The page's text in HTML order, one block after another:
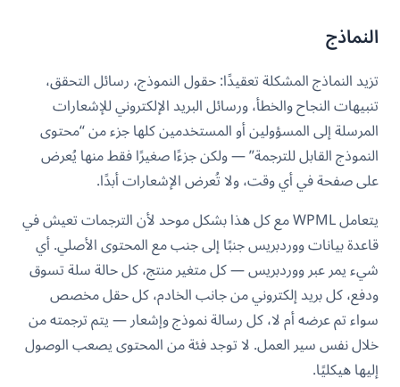
النماذج
تزيد النماذج المشكلة تعقيدًا: حقول النموذج، رسائل التحقق،
تنبيهات النجاح والخطأ، ورسائل البريد الإلكتروني للإشعارات
المرسلة إلى المسؤولين أو المستخدمين كلها جزء من “محتوى
النموذج القابل للترجمة” — ولكن جزءًا صغيرًا فقط منها يُعرض
على صفحة في أي وقت، ولا تُعرض الإشعارات أبدًا.
يتعامل WPML مع كل هذا بشكل موحد لأن الترجمات تعيش في
قاعدة بيانات ووردبريس جنبًا إلى جنب مع المحتوى الأصلي. أي
شيء يمر عبر ووردبريس — كل متغير منتج، كل حالة سلة تسوق
ودفع، كل بريد إلكتروني من جانب الخادم، كل حقل مخصص
سواء تم عرضه أم لا، كل رسالة نموذج وإشعار — يتم ترجمته من
خلال نفس سير العمل. لا توجد فئة من المحتوى يصعب الوصول
إليها هيكليًا.